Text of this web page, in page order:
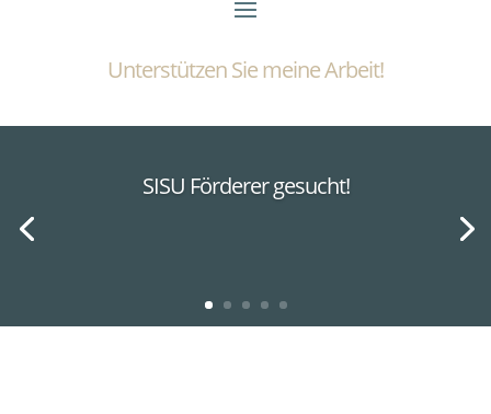
Unterstützen Sie meine Arbeit!
SISU Förderer gesucht!